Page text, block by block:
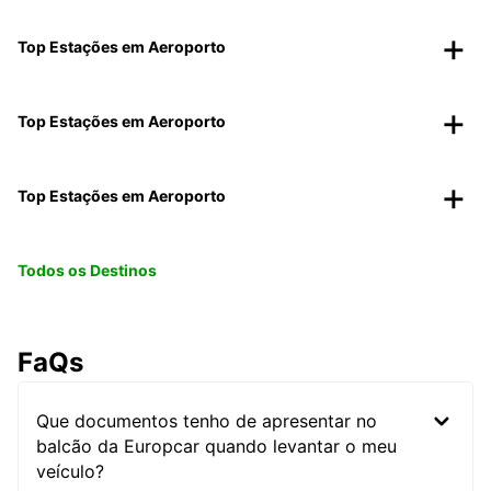
Top Estações em Aeroporto
Top Estações em Aeroporto
Top Estações em Aeroporto
Todos os Destinos
FaQs
Que documentos tenho de apresentar no
balcão da Europcar quando levantar o meu
veículo?